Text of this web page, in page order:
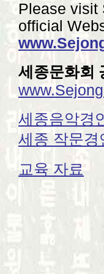
Please visit
official
세종문화회
세종음악경
세종 작문경
교육 자료